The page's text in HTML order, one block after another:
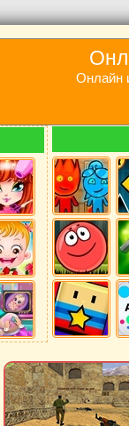
Онлайн